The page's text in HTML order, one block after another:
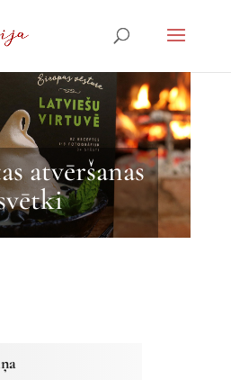
atvēršanas